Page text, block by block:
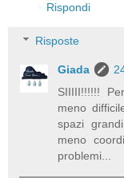
Rispondi
Risposte
Giada
SIIIII!!!!!!
meno
spazi
meno
problemi...